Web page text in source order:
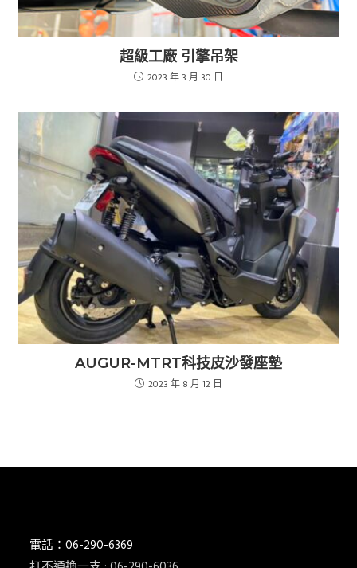
超級工廠 引擎吊架
2023 年 3 月 30 日
AUGUR-MTRT科技皮沙發座墊
2023 年 8 月 12 日
電話：06-290-6369